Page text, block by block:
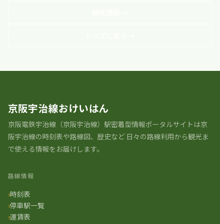
京阪宇治線おけいはん
京阪電鉄宇治線（京阪宇治線）駅密着型情報ポータルサイトは京
阪宇治線の時刻表や路線図、歴史など 日々の路線利用から観光ま
で使える情報をお届けします。
路線情報
時刻表
停車駅一覧
運賃表